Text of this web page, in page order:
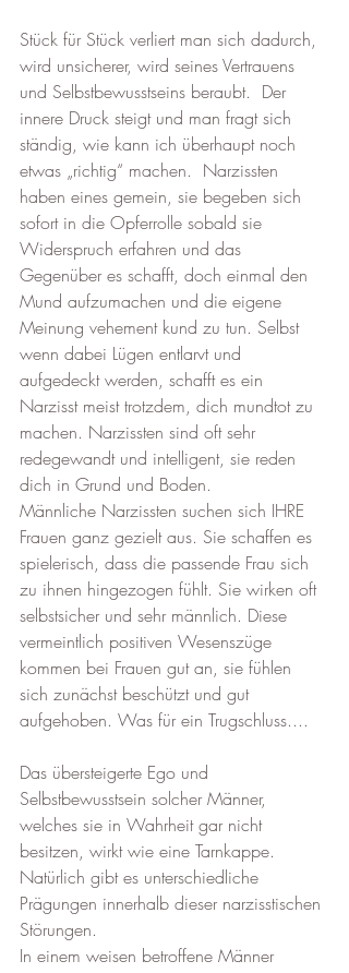
Stück für Stück verliert man sich dadurch,
wird unsicherer, wird seines Vertrauens
und Selbstbewusstseins beraubt.  Der
innere Druck steigt und man fragt sich
ständig, wie kann ich überhaupt noch
etwas „richtig“ machen.  Narzissten
haben eines gemein, sie begeben sich
sofort in die Opferrolle sobald sie
Widerspruch erfahren und das
Gegenüber es schafft, doch einmal den
Mund aufzumachen und die eigene
Meinung vehement kund zu tun. Selbst
wenn dabei Lügen entlarvt und
aufgedeckt werden, schafft es ein
Narzisst meist trotzdem, dich mundtot zu
machen. Narzissten sind oft sehr
redegewandt und intelligent, sie reden
dich in Grund und Boden.
Männliche Narzissten suchen sich IHRE
Frauen ganz gezielt aus. Sie schaffen es
spielerisch, dass die passende Frau sich
zu ihnen hingezogen fühlt. Sie wirken oft
selbstsicher und sehr männlich. Diese
vermeintlich positiven Wesenszüge
kommen bei Frauen gut an, sie fühlen
sich zunächst beschützt und gut
aufgehoben. Was für ein Trugschluss....
Das übersteigerte Ego und
Selbstbewusstsein solcher Männer,
welches sie in Wahrheit gar nicht
besitzen, wirkt wie eine Tarnkappe.
Natürlich gibt es unterschiedliche
Prägungen innerhalb dieser narzisstischen
Störungen.
In einem weisen betroffene Männer